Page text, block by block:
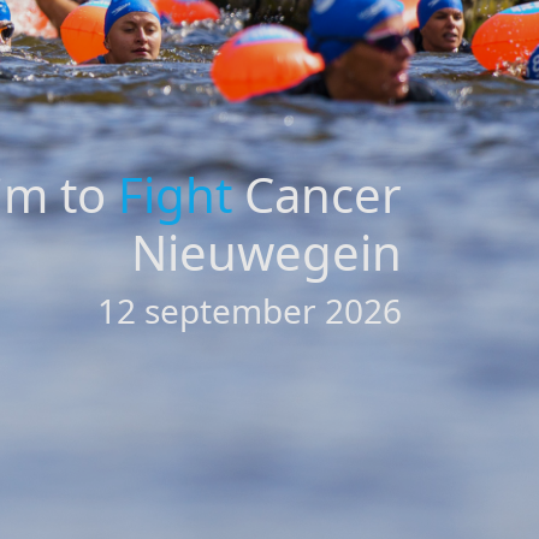
toFightCancer
Nieuwegein
12 september 2026